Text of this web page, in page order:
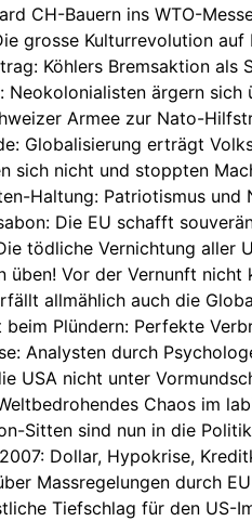
CH-Bauern ins WTO-
grosse Kulturrevolution auf
Köhlers Bremsaktion als
Neokolonialisten ärgern sich
Armee zur Nato-
Globalisierung erträgt
sich nicht und stoppten
Haltung: Patriotismus und
Die EU schafft
tödliche Vernichtung aller
üben! Vor der Vernunft nicht
allmählich auch die
Plündern: Perfekte
Analysten durch
USA nicht unter
Chaos im
Sitten sind nun in die
Dollar, Hypokrise,
Massregelungen durch
Tiefschlag für den US-